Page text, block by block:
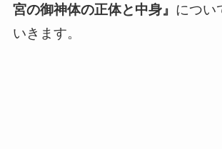
宮の御神体の正体と中身』 につい
いきます。